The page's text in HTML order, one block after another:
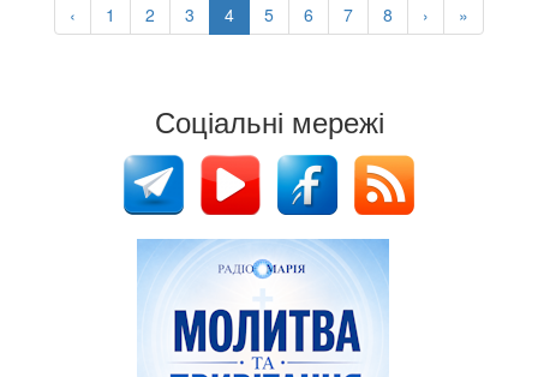
‹ 1 2 3 4 5 6 7 8 › »
Соціальні мережі